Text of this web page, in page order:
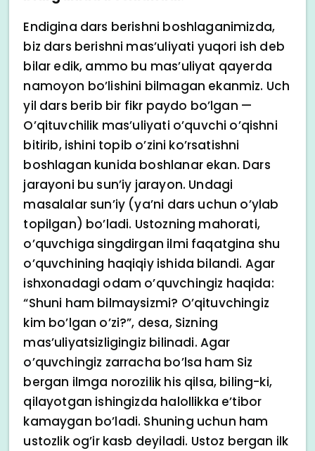
Endigina dars berishni boshlaganimizda,
biz dars berishni mas’uliyati yuqori ish deb
bilar edik, ammo bu mas’uliyat qayerda
namoyon bo’lishini bilmagan ekanmiz. Uch
yil dars berib bir fikr paydo bo’lgan —
O’qituvchilik mas’uliyati o’quvchi o’qishni
bitirib, ishini topib o’zini ko’rsatishni
boshlagan kunida boshlanar ekan. Dars
jarayoni bu sun’iy jarayon. Undagi
masalalar sun’iy (ya’ni dars uchun o’ylab
topilgan) bo’ladi. Ustozning mahorati,
o’quvchiga singdirgan ilmi faqatgina shu
o’quvchining haqiqiy ishida bilandi. Agar
ishxonadagi odam o’quvchingiz haqida:
“Shuni ham bilmaysizmi? O’qituvchingiz
kim bo’lgan o’zi?”, desa, Sizning
mas’uliyatsizligingiz bilinadi. Agar
o’quvchingiz zarracha bo’lsa ham Siz
bergan ilmga norozilik his qilsa, biling-ki,
qilayotgan ishingizda halollikka e’tibor
kamaygan bo’ladi. Shuning uchun ham
ustozlik og’ir kasb deyiladi. Ustoz bergan ilk